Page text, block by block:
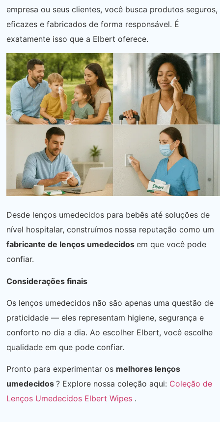
empresa ou seus clientes, você busca produtos seguros,
eficazes e fabricados de forma responsável. É
exatamente isso que a Elbert oferece.
Desde lenços umedecidos para bebês até soluções de
nível hospitalar, construímos nossa reputação como um
fabricante de lenços umedecidos em que você pode
confiar.
Considerações finais
Os lenços umedecidos não são apenas uma questão de
praticidade — eles representam higiene, segurança e
conforto no dia a dia. Ao escolher Elbert, você escolhe
qualidade em que pode confiar.
Pronto para experimentar os melhores lenços
umedecidos ? Explore nossa coleção aqui: Coleção de
Lenços Umedecidos Elbert Wipes .